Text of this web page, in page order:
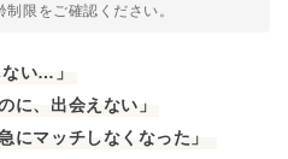
限をご確認ください。
い…」
に、出会えない」
にマッチしなくなった」